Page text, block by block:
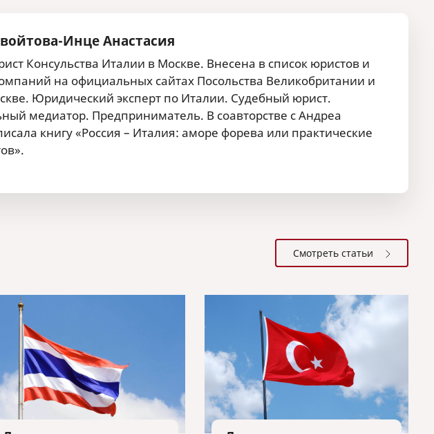
Инце Анастасия
Консульства Италии в Москве. Внесена в список юристов и
на официальных сайтах Посольства Великобритании и
Юридический эксперт по Италии. Судебный юрист.
медиатор. Предприниматель. В соавторстве с Андреа
книгу «Россия – Италия: аморе форева или практические
Смотреть статьи